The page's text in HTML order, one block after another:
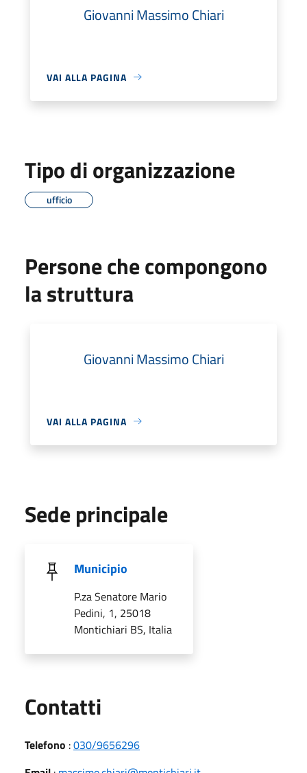
Giovanni Massimo Chiari
VAI ALLA PAGINA
Tipo di organizzazione
ufficio
Persone che compongono
la struttura
Giovanni Massimo Chiari
VAI ALLA PAGINA
Sede principale
Municipio
P.za Senatore Mario
Pedini, 1, 25018
Montichiari BS, Italia
Contatti
Telefono :030/9656296